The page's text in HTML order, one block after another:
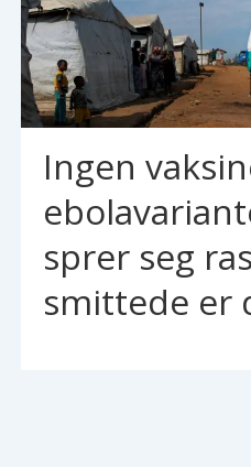
Ingen
sprer seg
smittede er